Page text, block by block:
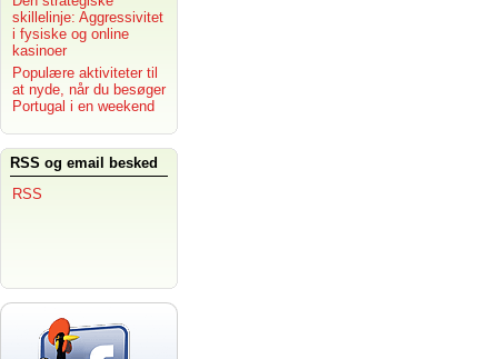
skillelinje: Aggressivitet
i fysiske og online
kasinoer
Populære aktiviteter til
at nyde, når du besøger
Portugal i en weekend
RSS og email besked
RSS